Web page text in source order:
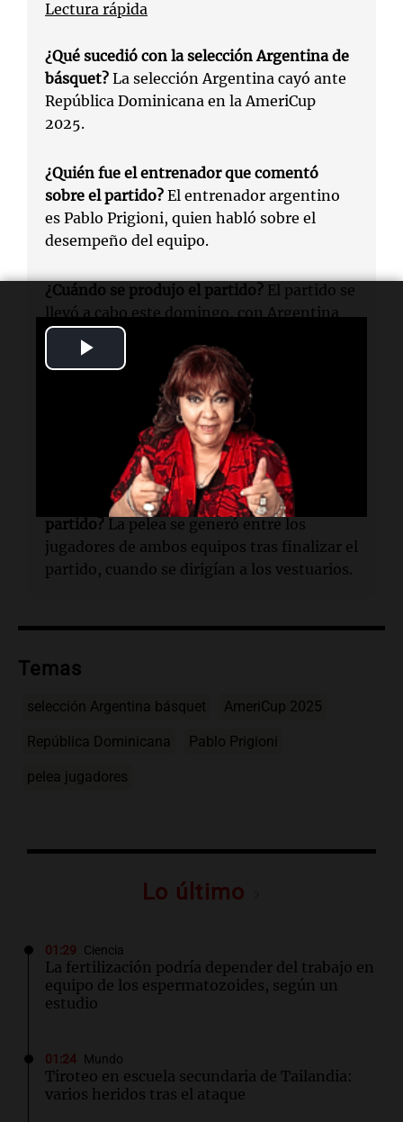
Video
Lectura rápida
¿Qué sucedió con la selección Argentina de
básquet? La selección Argentina cayó ante
República Dominicana en la AmeriCup
2025.
¿Quién fue el entrenador que comentó
sobre el partido? El entrenador argentino
es Pablo Prigioni, quien habló sobre el
desempeño del equipo.
¿Cuándo se produjo el partido? El partido se
llevó a cabo este domingo, con Argentina
jugando su segunda presentación en la
AmeriCup 2025.
¿Dónde se jugará el próximo partido de
El próximo partido de Argentina
será frente a Colombia en la AmeriCup.
¿Por qué se generó una pelea tras el
partido? La pelea se generó entre los
jugadores de ambos equipos tras finalizar el
partido, cuando se dirigían a los vestuarios.
Temas
selección Argentina básquet AmeriCup 2025
República Dominicana Pablo Prigioni
pelea jugadores
Lo último
01:29 Ciencia
La fertilización podría depender del trabajo en
equipo de los espermatozoides, según un
estudio
01:24 Mundo
Tiroteo en escuela secundaria de Tailandia:
varios heridos tras el ataque